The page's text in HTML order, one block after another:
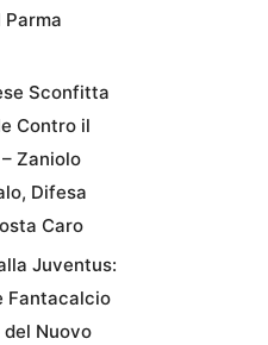
Sconfitta
Contro il
Zaniolo
Difesa
Caro
Juventus:
Fantacalcio
Nuovo